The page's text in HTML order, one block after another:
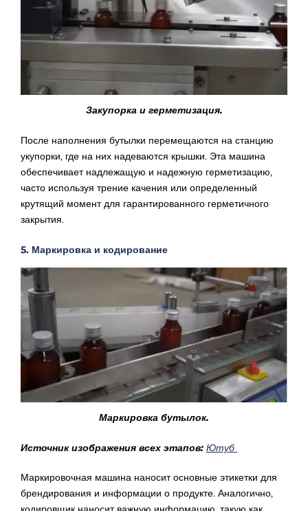
Закупорка и герметизация.
После наполнения бутылки перемещаются на станцию
укупорки, где на них надеваются крышки. Эта машина
обеспечивает надлежащую и надежную герметизацию,
часто используя трение качения или определенный
крутящий момент для гарантированного герметичного
закрытия.
5. Маркировка и кодирование
Маркировка бутылок.
Источник изображения всех этапов: Ютуб
Маркировочная машина наносит основные этикетки для
брендирования и информации о продукте. Аналогично,